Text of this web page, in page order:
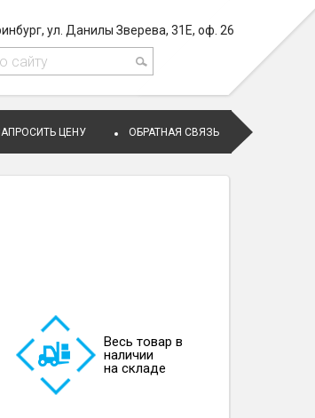
ул. Данилы Зверева, 31Е, оф. 26
ЦЕНУ ОБРАТНАЯ СВЯЗЬ
Весь товар в
наличии
на складе